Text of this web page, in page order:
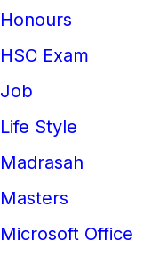
Honours
HSC Exam
Job
Life Style
Madrasah
Masters
Microsoft Office